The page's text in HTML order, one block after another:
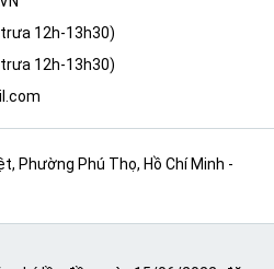
12h-13h30)
12h-13h30)
Phường Phú Thọ, Hồ Chí Minh -